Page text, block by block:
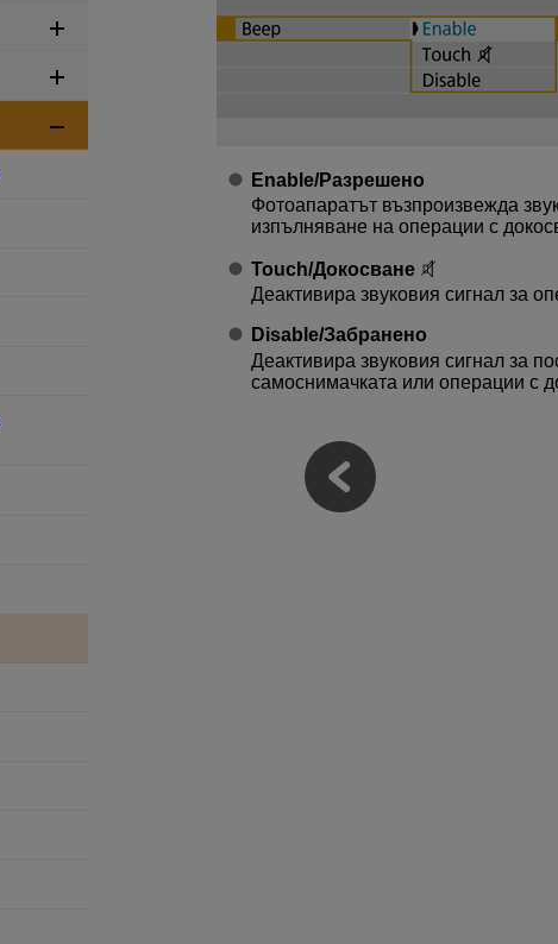
Enable/Разрешено
Фотоапаратът възпроизвежда
изпълняване на операции с
Touch/Докосване
Деактивира звуковия сигнал за
Disable/Забранено
Деактивира звуковия сигнал за
самоснимачката или операции с